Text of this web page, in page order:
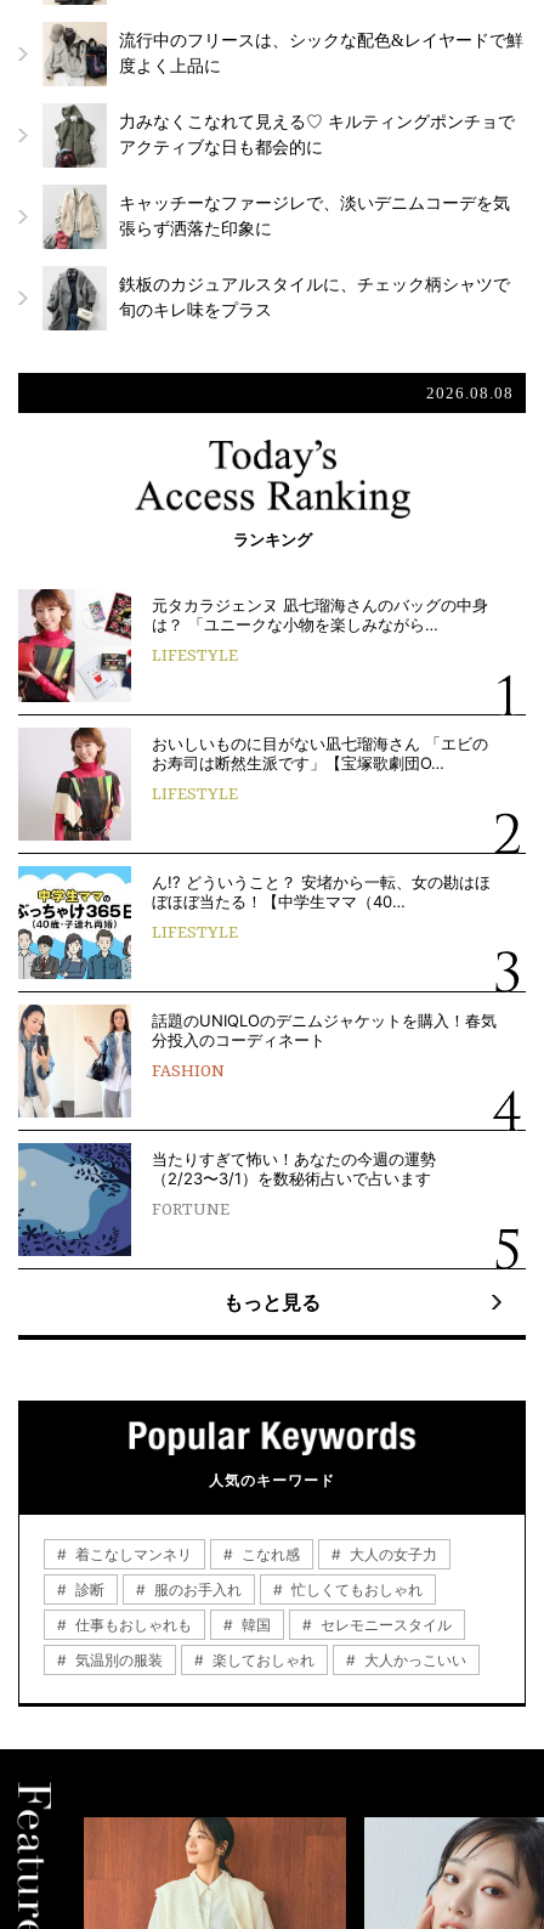
流行中のフリースは、シックな配色&レイヤードで鮮
度よく上品に
力みなくこなれて見える♡ キルティングポンチョで
アクティブな日も都会的に
キャッチーなファージレで、淡いデニムコーデを気
張らず洒落た印象に
鉄板のカジュアルスタイルに、チェック柄シャツで
旬のキレ味をプラス
2026.08.08
ランキング
元タカラジェンヌ 凪七瑠海さんのバッグの中身
は？ 「ユニークな小物を楽しみながら…
LIFESTYLE
おいしいものに目がない凪七瑠海さん 「エビの
お寿司は断然生派です」【宝塚歌劇団O…
LIFESTYLE
ん!? どういうこと？ 安堵から一転、女の勘はほ
ぼほぼ当たる！【中学生ママ（40…
LIFESTYLE
話題のUNIQLOのデニムジャケットを購入！春気
分投入のコーディネート
FASHION
当たりすぎて怖い！あなたの今週の運勢
（2/23〜3/1）を数秘術占いで占います
FORTUNE
もっと見る
人気のキーワード
着こなしマンネリ こなれ感
大人の女子力
診断
服のお手入れ
忙しくてもおしゃれ
仕事もおしゃれも
韓国
セレモニースタイル
気温別の服装
楽しておしゃれ 大人かっこいい